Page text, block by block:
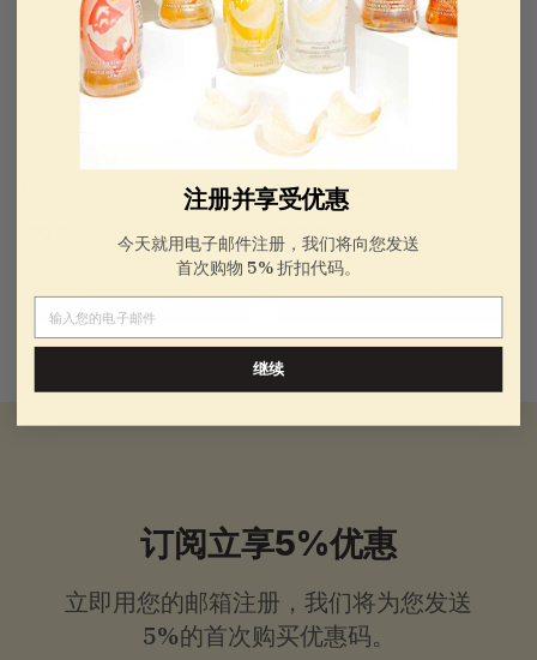
特级燕窝胶原蛋白饮料 - 玫瑰
味 - 4 或 12 瓶 x 240 毫升（8
$
3
添加到购物车
特级燕窝胶原蛋白饮料-芙蓉 -
4 或 12 瓶 x 240 毫升（8盎
司）
5 ( 1 review )
$23.99 起$
添加到购物车
订阅立享5%优惠
立即用您的邮箱注册，我们将为您发送
5%的首次购买优惠码。
注册并享受优惠
今天就用电子邮件注册，我们将向您发送
首次购物 5% 折扣代码。
继续